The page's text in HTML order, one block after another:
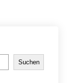
Suchen